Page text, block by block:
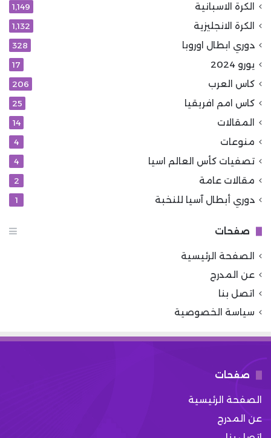
الكرة الاسبانية 1٬149
الكرة الانجليزية 1٬132
دوري ابطال اوروبا 328
يورو 2024 17
كاس العرب 206
كاس امم افريقيا 25
المقالات 14
منوعات 4
تصفيات كأس العالم اسيا 4
مقالات عامة 2
دوري أبطال آسيا للنخبة 1
صفحات
الصفحة الرئيسية
عن المدرج
اتصل بنا
سياسة الخصوصية
صفحات
الصفحة الرئيسية
عن المدرج